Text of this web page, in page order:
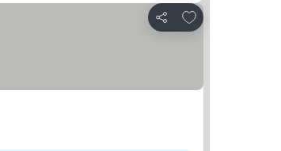
Compartir
Añadir a favoritos